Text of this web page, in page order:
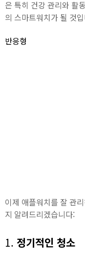
은 특히 건강 관리와 활
의 스마트워치가 될 것
반응형
이제 애플워치를 잘 관
지 알려드리겠습니다:
1. 정기적인 청소